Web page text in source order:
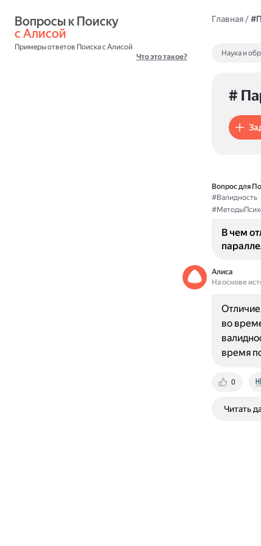
с Алисой
Примеры ответов Поиска с Алисой
Что это такое?
Главная/
Наука и
#
Вопрос для
#Валидность
В чем
Алиса
На основе
0
Отличие
во
время
Читать